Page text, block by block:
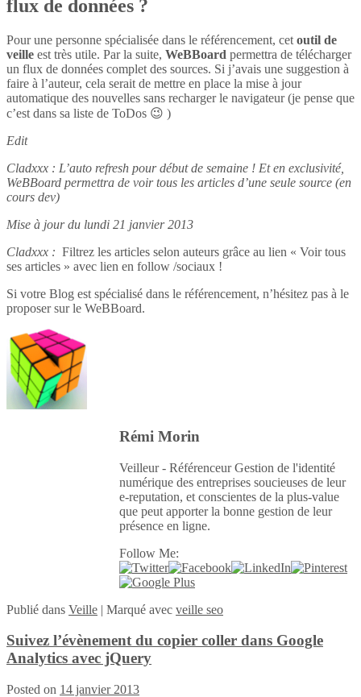
flux de données ?
Pour une personne spécialisée dans le référencement, cet outil de
veille est très utile. Par la suite, WeBBoard permettra de télécharger
un flux de données complet des sources. Si j’avais une suggestion à
faire à l’auteur, cela serait de mettre en place la mise à jour
automatique des nouvelles sans recharger le navigateur (je pense que
c’est dans sa liste de ToDos 😉 )
Edit
Cladxxx : L’auto refresh pour début de semaine ! Et en exclusivité,
WeBBoard permettra de voir tous les articles d’une seule source (en
cours dev)
Mise à jour du lundi 21 janvier 2013
Cladxxx : Filtrez les articles selon auteurs grâce au lien « Voir tous
ses articles » avec lien en follow /sociaux !
Si votre Blog est spécialisé dans le référencement, n’hésitez pas à le
proposer sur le WeBBoard.
Rémi Morin
Veilleur - Référenceur Gestion de l'identité
numérique des entreprises soucieuses de leur
e-reputation, et conscientes de la plus-value
que peut apporter la bonne gestion de leur
présence en ligne.
Follow Me:
Publié dans Veille | Marqué avec veille seo
Suivez l’évènement du copier coller dans Google
Analytics avec jQuery
Posted on 14 janvier 2013